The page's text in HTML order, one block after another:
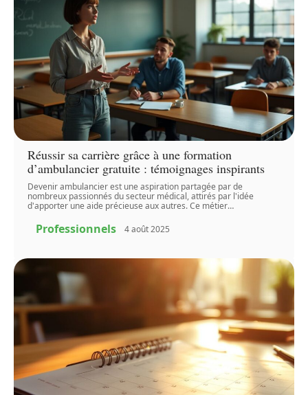
Réussir sa carrière grâce à une formation
d’ambulancier gratuite : témoignages inspirants
Devenir ambulancier est une aspiration partagée par de
nombreux passionnés du secteur médical, attirés par l'idée
d'apporter une aide précieuse aux autres. Ce métier…
Professionnels 4 août 2025